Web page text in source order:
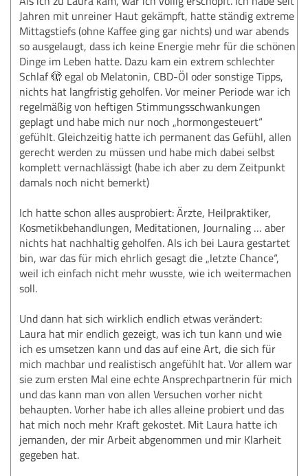
Jahren mit unreiner Haut gekämpft, hatte ständig extreme
Mittagstiefs (ohne Kaffee ging gar nichts) und war abends
so ausgelaugt, dass ich keine Energie mehr für die schönen
Dinge im Leben hatte. Dazu kam ein extrem schlechter
Schlaf 🫣 egal ob Melatonin, CBD-Öl oder sonstige Tipps,
nichts hat langfristig geholfen. Vor meiner Periode war ich
regelmäßig von heftigen Stimmungsschwankungen
geplagt und habe mich nur noch „hormongesteuert“
gefühlt. Gleichzeitig hatte ich permanent das Gefühl, allen
gerecht werden zu müssen und habe mich dabei selbst
komplett vernachlässigt (habe ich aber zu dem Zeitpunkt
damals noch nicht bemerkt)
Ich hatte schon alles ausprobiert: Ärzte, Heilpraktiker,
Kosmetikbehandlungen, Meditationen, Journaling … aber
nichts hat nachhaltig geholfen. Als ich bei Laura gestartet
bin, war das für mich ehrlich gesagt die „letzte Chance“,
weil ich einfach nicht mehr wusste, wie ich weitermachen
soll.
Und dann hat sich wirklich endlich etwas verändert:
Laura hat mir endlich gezeigt, was ich tun kann und wie
ich es umsetzen kann und das auf eine Art, die sich für
mich machbar und realistisch angefühlt hat. Vor allem war
sie zum ersten Mal eine echte Ansprechpartnerin für mich
und das kann man von allen Versuchen vorher nicht
behaupten. Vorher habe ich alles alleine probiert und das
hat mich noch mehr Kraft gekostet. Mit Laura hatte ich
jemanden, der mir Arbeit abgenommen und mir Klarheit
gegeben hat.